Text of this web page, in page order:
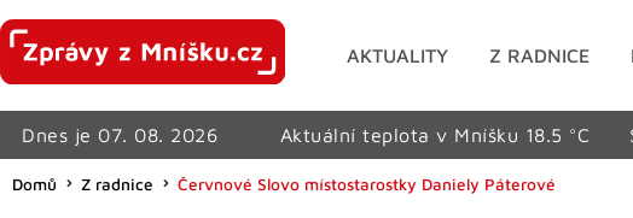
AKTUALITY Z RADNICE
Dnes je 07. 08. 2026 Aktuální teplota v Mníšku 18.5 °C
Domů Z radnice Červnové Slovo místostarostky Daniely Páterové